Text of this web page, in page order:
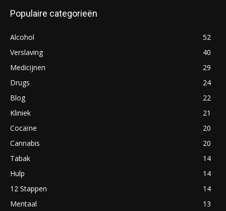
Populaire categorieën
Alcohol
52
Verslaving
40
Medicijnen
29
Drugs
24
Blog
22
Kliniek
21
Cocaïne
20
Cannabis
20
Tabak
14
Hulp
14
12 Stappen
14
Mentaal
13